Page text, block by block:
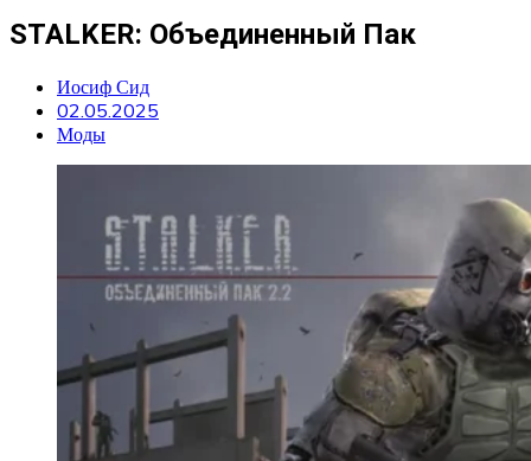
STALKER: Объединенный Пак
Иосиф Сид
02.05.2025
Моды